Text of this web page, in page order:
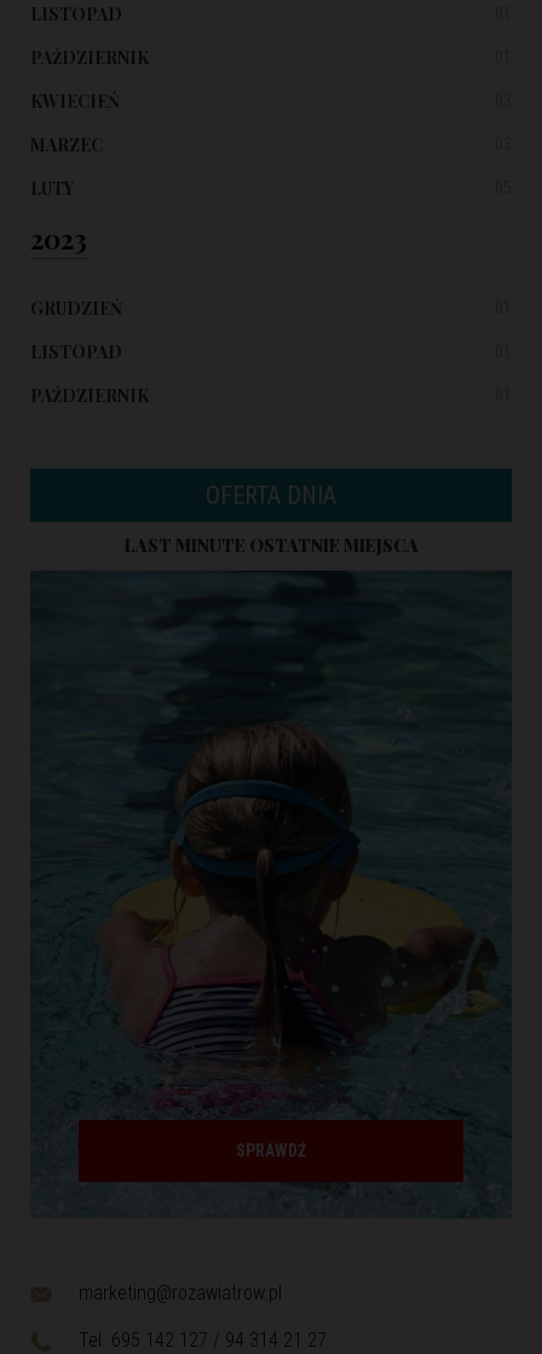
LISTOPAD
PAŹDZIERNIK
KWIECIEŃ
MARZEC
LUTY
2023
GRUDZIEŃ
LISTOPAD
PAŹDZIERNIK
OFERTA DNIA
LAST MINUTE OSTATNIE MIEJSCA
SPRAWDŹ
marketing@rozawiatrow.pl
Tel. 695 142 127 / 94 314 21 27